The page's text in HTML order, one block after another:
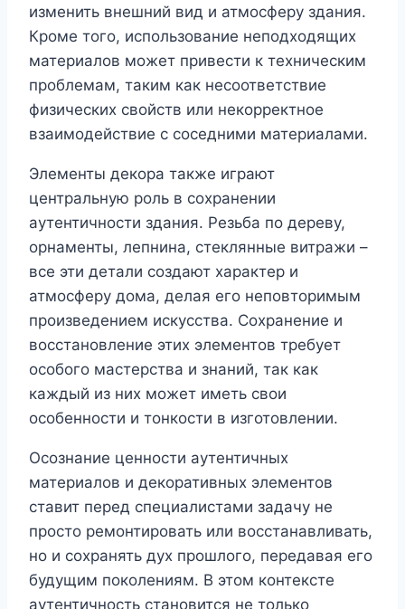
изменить внешний вид и атмосферу здания.
Кроме того, использование неподходящих
материалов может привести к техническим
проблемам, таким как несоответствие
физических свойств или некорректное
взаимодействие с соседними материалами.
Элементы декора также играют
центральную роль в сохранении
аутентичности здания. Резьба по дереву,
орнаменты, лепнина, стеклянные витражи –
все эти детали создают характер и
атмосферу дома, делая его неповторимым
произведением искусства. Сохранение и
восстановление этих элементов требует
особого мастерства и знаний, так как
каждый из них может иметь свои
особенности и тонкости в изготовлении.
Осознание ценности аутентичных
материалов и декоративных элементов
ставит перед специалистами задачу не
просто ремонтировать или восстанавливать,
но и сохранять дух прошлого, передавая его
будущим поколениям. В этом контексте
аутентичность становится не только